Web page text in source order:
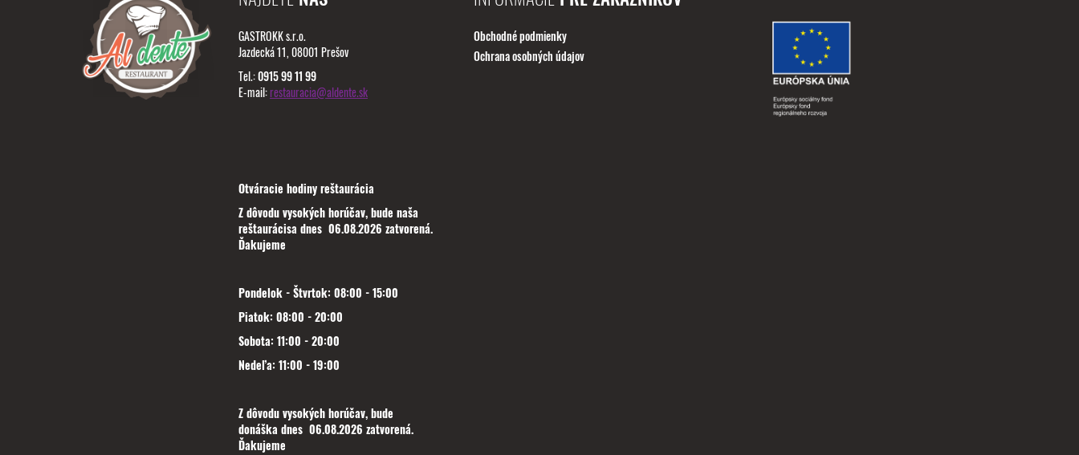
GASTROKK s.r.o.
Jazdecká 11, 08001 Prešov
Tel.:0915 99 11 99
E-mail:restauracia@aldente.sk
Otváracie hodiny reštaurácia
Z dôvodu vysokých horúčav, bude naša
reštaurácisa dnes 06.08.2026 zatvorená.
Ďakujeme
Pondelok - Štvrtok: 08:00 - 15:00
Piatok: 08:00 - 20:00
Sobota: 11:00 - 20:00
Nedeľa: 11:00 - 19:00
Z dôvodu vysokých horúčav, bude
donáška dnes 06.08.2026 zatvorená.
Ďakujeme
Obchodné podmienky
Ochrana osobných údajov